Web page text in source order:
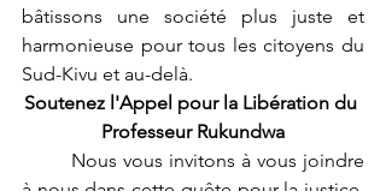
bâtissons une société plus juste et
harmonieuse pour tous les citoyens du
Sud-Kivu et au-delà.
Soutenez l'Appel pour la Libération du
Professeur Rukundwa